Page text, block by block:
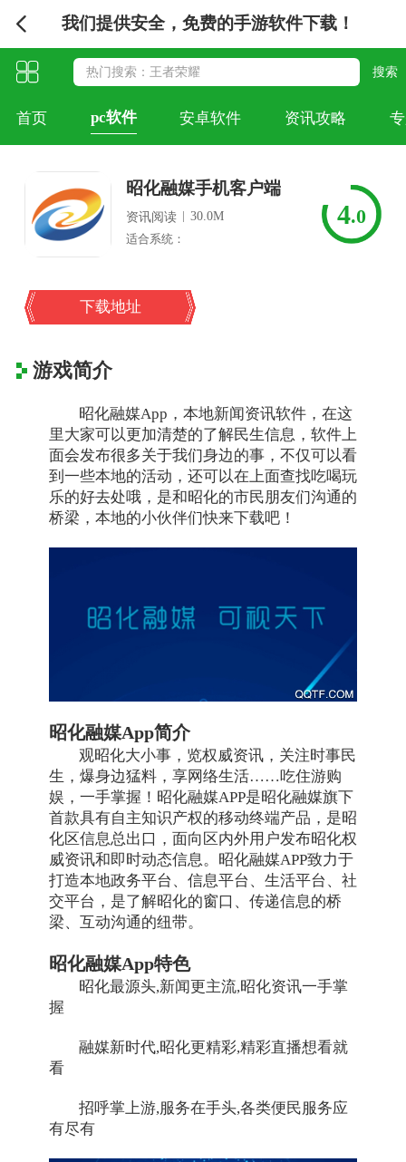
我们提供安全，免费的手游软件下载！
首页 pc软件 安卓软件 资讯攻略
昭化融媒手机客户端
资讯阅读 |30.0M
适合系统：
4.0
下载地址
游戏简介
昭化融媒App，本地新闻资讯软件，在这
里大家可以更加清楚的了解民生信息，软件上
面会发布很多关于我们身边的事，不仅可以看
到一些本地的活动，还可以在上面查找吃喝玩
乐的好去处哦，是和昭化的市民朋友们沟通的
桥梁，本地的小伙伴们快来下载吧！
昭化融媒App简介
观昭化大小事，览权威资讯，关注时事民
生，爆身边猛料，享网络生活……吃住游购
娱，一手掌握！昭化融媒APP是昭化融媒旗下
首款具有自主知识产权的移动终端产品，是昭
化区信息总出口，面向区内外用户发布昭化权
威资讯和即时动态信息。昭化融媒APP致力于
打造本地政务平台、信息平台、生活平台、社
交平台，是了解昭化的窗口、传递信息的桥
梁、互动沟通的纽带。
昭化融媒App特色
昭化最源头,新闻更主流,昭化资讯一手掌
握
融媒新时代,昭化更精彩,精彩直播想看就
看
招呼掌上游,服务在手头,各类便民服务应
有尽有